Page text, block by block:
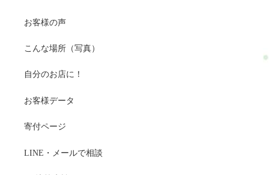
お客様の声
こんな場所（写真）
自分のお店に！
お客様データ
寄付ページ
LINE・メールで相談